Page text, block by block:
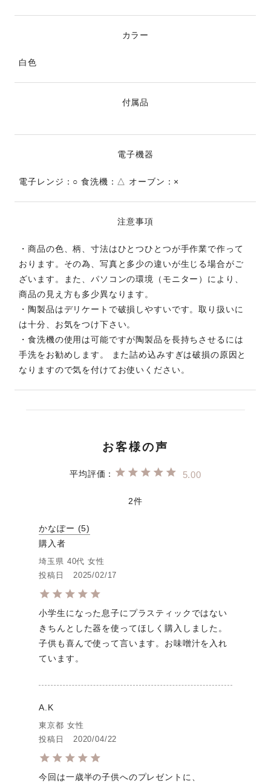
カラー
白色
付属品
電子機器
電子レンジ：○ 食洗機：△ オーブン：×
注意事項
・商品の色、柄、寸法はひとつひとつが手作業で作って
おります。その為、写真と多少の違いが生じる場合がご
ざいます。また、パソコンの環境（モニター）により、
商品の見え方も多少異なります。
・陶製品はデリケートで破損しやすいです。取り扱いに
は十分、お気をつけ下さい。
・食洗機の使用は可能ですが陶製品を長持ちさせるには
手洗をお勧めします。 また詰め込みすぎは破損の原因と
なりますので気を付けてお使いください。
5.00
2
かなぽー
5
購入者
埼玉県 40代 女性
投稿日
2025/02/17
小学生になった息子にプラスティックではない
きちんとした器を使ってほしく購入しました。
子供も喜んで使って言います。お味噌汁を入れ
ています。
A.K
東京都 女性
投稿日
2020/04/22
今回は一歳半の子供へのプレゼントに、